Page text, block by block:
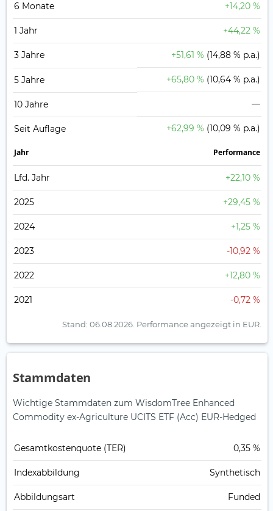
6 Monate +14,20 %
1 Jahr +44,22 %
3 Jahre +51,61 % (14,88 % p.a.)
5 Jahre +65,80 % (10,64 % p.a.)
10 Jahre —
Seit Auflage +62,99 % (10,09 % p.a.)
Jahr Perfor­mance
Lfd. Jahr +22,10 %
2025 +29,45 %
2024 +1,25 %
2023 -10,92 %
2022 +12,80 %
2021 -0,72 %
Stand: 06.08.2026. Performance angezeigt in EUR.
Stammdaten
Wichtige Stammdaten zum WisdomTree Enhanced
Commodity ex-Agriculture UCITS ETF (Acc) EUR-Hedged
Gesamt­kosten­quote (TER) 0,35 %
Index­abbildung Synthetisch
Abbildungs­art Funded